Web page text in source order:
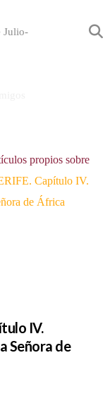
propios sobre
Capítulo IV.
de África
IV.
Señora de